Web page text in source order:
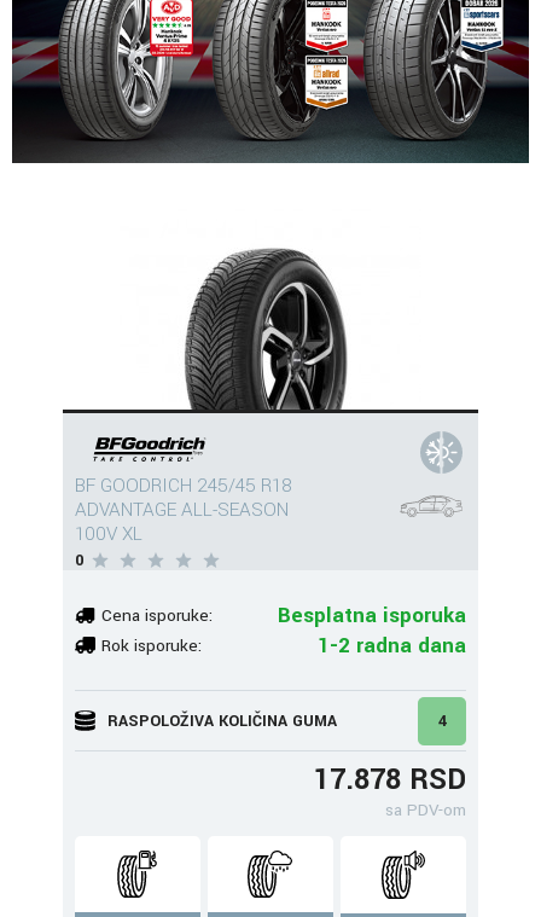
BF GOODRICH 245/45 R18
ADVANTAGE ALL-SEASON
100V XL
0
Cena isporuke: Besplatna isporuka
Rok isporuke: 1-2 radna dana
RASPOLOŽIVA KOLIČINA GUMA 4
17.878 RSD
sa PDV-om